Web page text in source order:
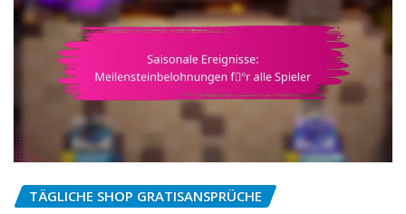
TÄGLICHE SHOP GRATISANSPRÜCHE